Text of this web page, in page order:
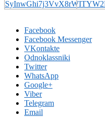
Facebook
Facebook Messenger
VKontakte
Odnoklassniki
Twitter
WhatsApp
Google+
Viber
Telegram
Email